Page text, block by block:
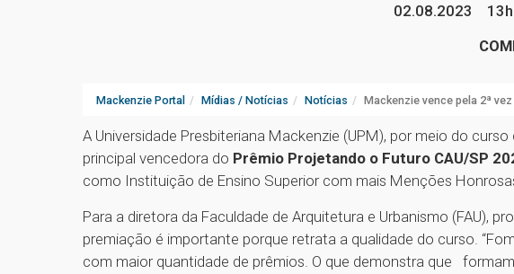
02.08.2023
Mackenzie Portal Mídias / Notícias Notícias Mackenzie vence pela 2ª
A Universidade Presbiteriana Mackenzie (UPM), por meio do
principal vencedora do Prêmio Projetando o Futuro CAU/SP
como Instituição de Ensino Superior com mais Menções
Para a diretora da Faculdade de Arquitetura e Urbanismo (FAU),
premiação é importante porque retrata a qualidade do curso.
com maior quantidade de prêmios. O que demonstra que